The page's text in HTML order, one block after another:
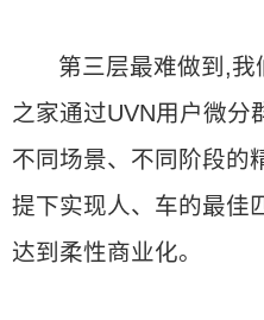
第三层最难做到,
之家通过UVN用户微分
不同场景、不同阶段的
提下实现人、车的最佳
达到柔性商业化。